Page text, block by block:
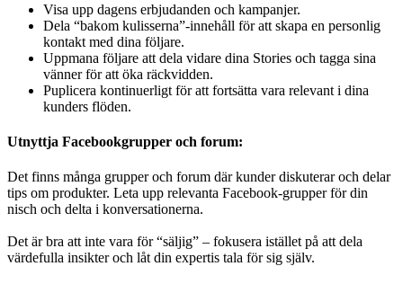
Visa upp dagens erbjudanden och kampanjer.
Dela “bakom kulisserna”-innehåll för att skapa en personlig
kontakt med dina följare.
Uppmana följare att dela vidare dina Stories och tagga sina
vänner för att öka räckvidden.
Puplicera kontinuerligt för att fortsätta vara relevant i dina
kunders flöden.
Utnyttja Facebookgrupper och forum:
Det finns många grupper och forum där kunder diskuterar och delar
tips om produkter. Leta upp relevanta Facebook-grupper för din
nisch och delta i konversationerna.
Det är bra att inte vara för “säljig” – fokusera istället på att dela
värdefulla insikter och låt din expertis tala för sig själv.